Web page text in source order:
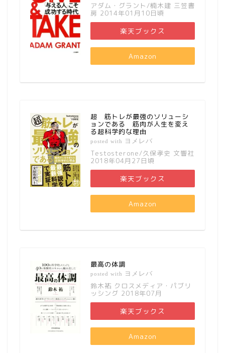
アダム・グラント/楠木建 三笠書
房 2014年01月10日頃
楽天ブックス
Amazon
超 筋トレが最強のソリューシ
ョンである 筋肉が人生を変え
る超科学的な理由
posted with ヨメレバ
Testosterone/久保孝史 文響社
2018年04月27日頃
楽天ブックス
Amazon
最高の体調
posted with ヨメレバ
鈴木祐 クロスメディア・パブリ
ッシング 2018年07月
楽天ブックス
Amazon